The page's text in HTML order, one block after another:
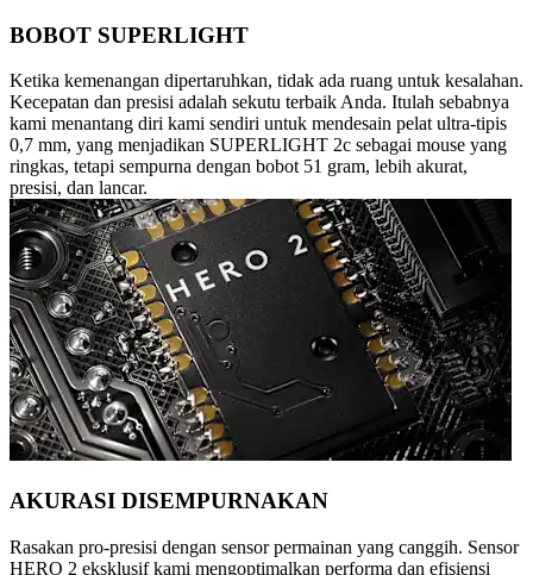
BOBOT SUPERLIGHT
Ketika kemenangan dipertaruhkan, tidak ada ruang untuk kesalahan.
Kecepatan dan presisi adalah sekutu terbaik Anda. Itulah sebabnya
kami menantang diri kami sendiri untuk mendesain pelat ultra-tipis
0,7 mm, yang menjadikan SUPERLIGHT 2c sebagai mouse yang
ringkas, tetapi sempurna dengan bobot 51 gram, lebih akurat,
presisi, dan lancar.
AKURASI DISEMPURNAKAN
Rasakan pro-presisi dengan sensor permainan yang canggih. Sensor
HERO 2 eksklusif kami mengoptimalkan performa dan efisiensi